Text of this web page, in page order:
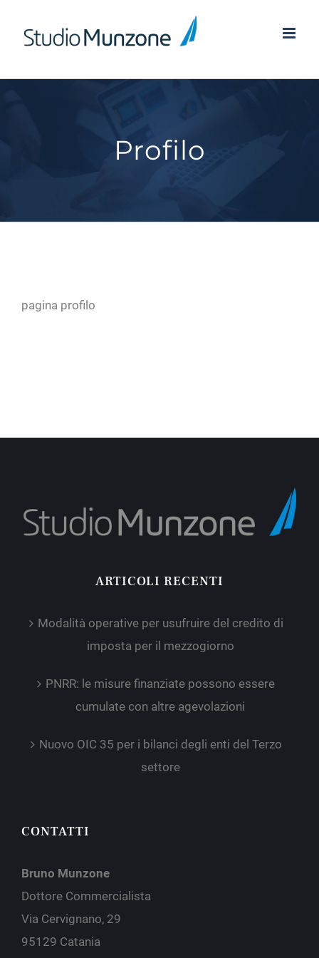
Profilo
pagina profilo
ARTICOLI RECENTI
Modalità operative per usufruire del credito di
imposta per il mezzogiorno
PNRR: le misure finanziate possono essere
cumulate con altre agevolazioni
Nuovo OIC 35 per i bilanci degli enti del Terzo
settore
CONTATTI
Bruno Munzone
Dottore Commercialista
Via Cervignano, 29
95129 Catania